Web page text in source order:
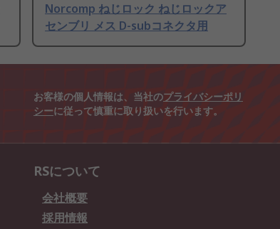
Norcomp ねじロック ねじロックア
センブリ メス D-subコネクタ用
お客様の個人情報は、当社のプライバシーポリ
シーに従って慎重に取り扱いを行います。
RSについて
会社概要
採用情報